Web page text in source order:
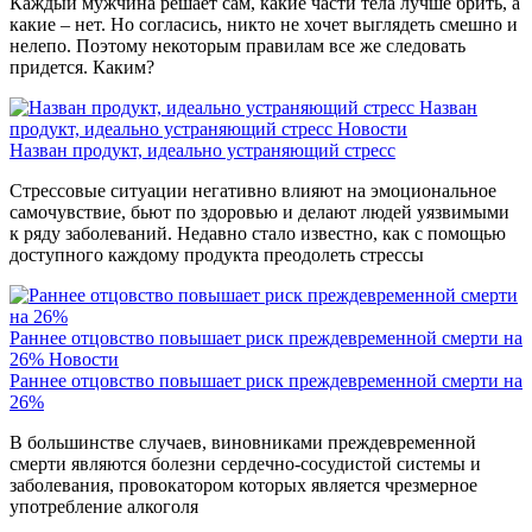
какие – нет. Но согласись, никто не хочет выглядеть смешно и
нелепо. Поэтому некоторым правилам все же следовать
придется. Каким?
Назван
продукт, идеально устраняющий стресс Новости
Назван продукт, идеально устраняющий стресс
Стрессовые ситуации негативно влияют на эмоциональное
самочувствие, бьют по здоровью и делают людей уязвимыми
к ряду заболеваний. Недавно стало известно, как с помощью
доступного каждому продукта преодолеть стрессы
Раннее отцовство повышает риск преждевременной смерти на
26% Новости
Раннее отцовство повышает риск преждевременной смерти на
26%
В большинстве случаев, виновниками преждевременной
смерти являются болезни сердечно-сосудистой системы и
заболевания, провокатором которых является чрезмерное
употребление алкоголя